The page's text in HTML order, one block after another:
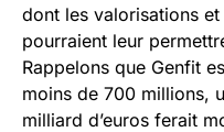
dont les valorisations
pourraient leur
Rappelons que Genfit
moins de 700 millions,
milliard d’euros ferait